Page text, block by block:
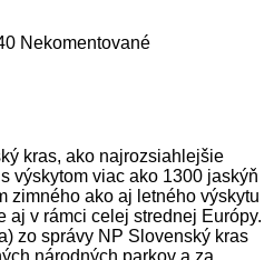
Nekomentované
kras, ako najrozsiahlejšie
výskytom viac ako 1300 jaskýň
zimného ako aj letného výskytu
aj v rámci celej strednej Európy.
zo správy NP Slovenský kras
národných parkov a za